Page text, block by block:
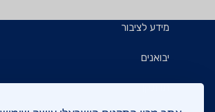
מידע לציבור
יבואנים
תו תקן